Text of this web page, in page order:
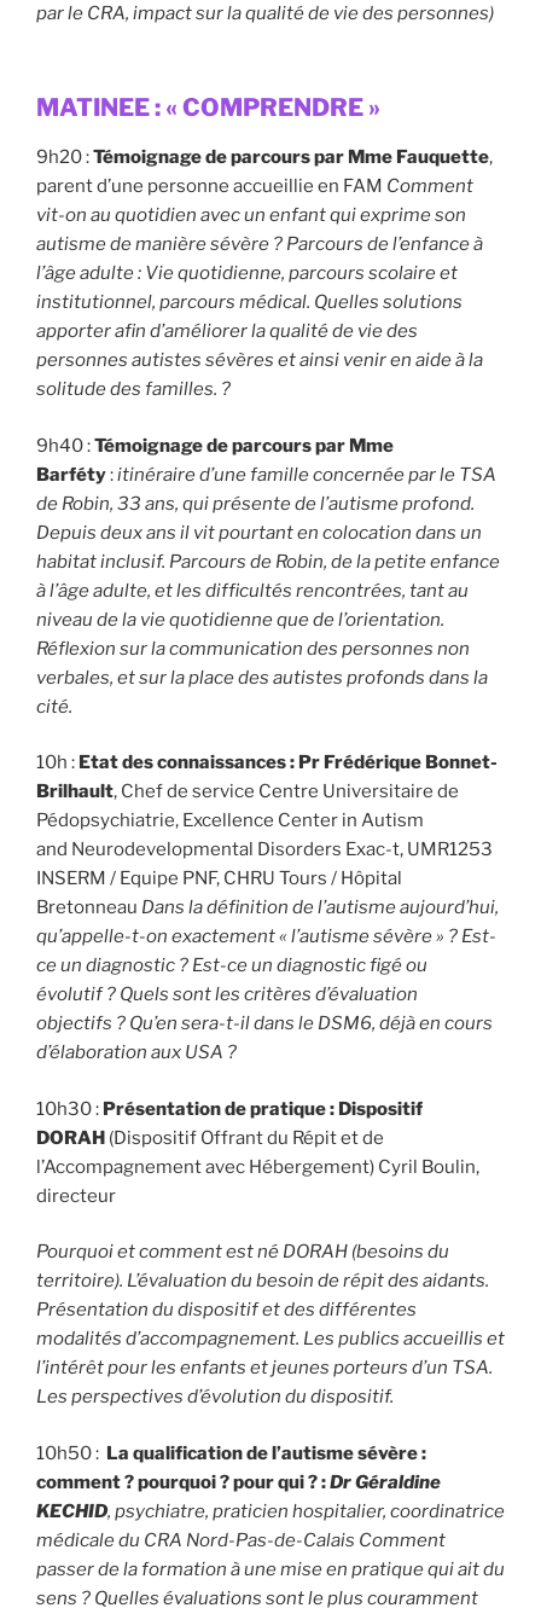
par le CRA, impact sur la qualité de vie des personnes)
MATINEE : « COMPRENDRE »
9h20 :Témoignage de parcours par Mme Fauquette,
parent d’une personne accueillie en FAM Comment
vit-on au quotidien avec un enfant qui exprime son
autisme de manière sévère ? Parcours de l’enfance à
l’âge adulte : Vie quotidienne, parcours scolaire et
institutionnel, parcours médical. Quelles solutions
apporter afin d’améliorer la qualité de vie des
personnes autistes sévères et ainsi venir en aide à la
solitude des familles. ?
9h40 :Témoignage de parcours par Mme
Barféty:itinéraire d’une famille concernée par le TSA
de Robin, 33 ans, qui présente de l’autisme profond.
Depuis deux ans il vit pourtant en colocation dans un
habitat inclusif. Parcours de Robin, de la petite enfance
à l’âge adulte, et les difficultés rencontrées, tant au
niveau de la vie quotidienne que de l’orientation.
Réflexion sur la communication des personnes non
verbales, et sur la place des autistes profonds dans la
cité.
10h : Etat des connaissances : Pr Frédérique Bonnet-
Brilhault, Chef de service Centre Universitaire de
Pédopsychiatrie, Excellence Center in Autism
and Neurodevelopmental Disorders Exac-t, UMR1253
INSERM / Equipe PNF, CHRU Tours / Hôpital
Bretonneau Dans la définition de l’autisme aujourd’hui,
qu’appelle-t-on exactement « l’autisme sévère » ? Est-
ce un diagnostic ? Est-ce un diagnostic figé ou
évolutif ? Quels sont les critères d’évaluation
objectifs ? Qu’en sera-t-il dans le DSM6, déjà en cours
d’élaboration aux USA ?
10h30 : Présentation de pratique : Dispositif
DORAH (Dispositif Offrant du Répit et de
l’Accompagnement avec Hébergement) Cyril Boulin,
directeur
Pourquoi et comment est né DORAH (besoins du
territoire). L’évaluation du besoin de répit des aidants.
Présentation du dispositif et des différentes
modalités d’accompagnement. Les publics accueillis et
l’intérêt pour les enfants et jeunes porteurs d’un TSA.
Les perspectives d’évolution du dispositif.
10h50 : La qualification de l’autisme sévère :
comment ? pourquoi ? pour qui ? :Dr Géraldine
KECHID, psychiatre, praticien hospitalier, coordinatrice
médicale du CRA Nord-Pas-de-Calais Comment
passer de la formation à une mise en pratique qui ait du
sens ? Quelles évaluations sont le plus couramment